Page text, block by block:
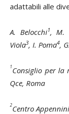
adattabili alle
A. Belocchi1, M.
Viola3, I. Poma4,
1Consiglio per la
Qce, Roma
2Centro